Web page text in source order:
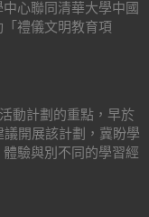
心聯同清華大學中國
禮儀文明教育項
動計劃的重點，早於
開展該計劃，冀盼學
驗與別不同的學習經